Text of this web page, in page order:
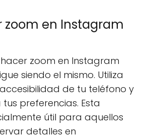
zoom en Instagram
zoom en Instagram
siendo el mismo. Utiliza
de tu teléfono y
preferencias. Esta
útil para aquellos
detalles en